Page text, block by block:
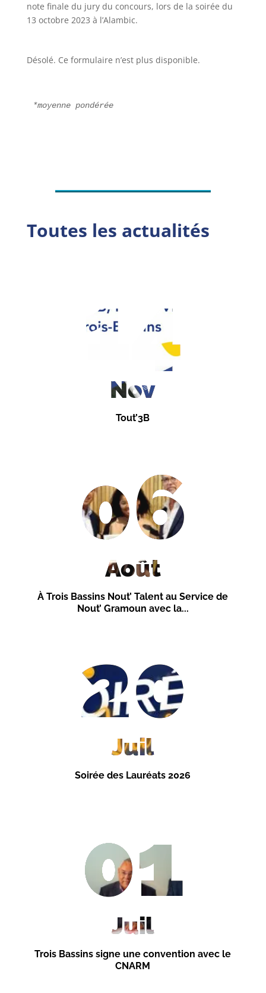
note finale du jury du concours, lors de la soirée du
13 octobre 2023 à l’Alambic.
Désolé. Ce formulaire n’est plus disponible.
*moyenne pondérée
Toutes les actualités
Tout’3B
14
Nov
À Trois Bassins Nout’ Talent au Service de
Nout’ Gramoun avec la...
06
Août
Soirée des Lauréats 2026
20
Juil
Trois Bassins signe une convention avec le
CNARM
01
Juil